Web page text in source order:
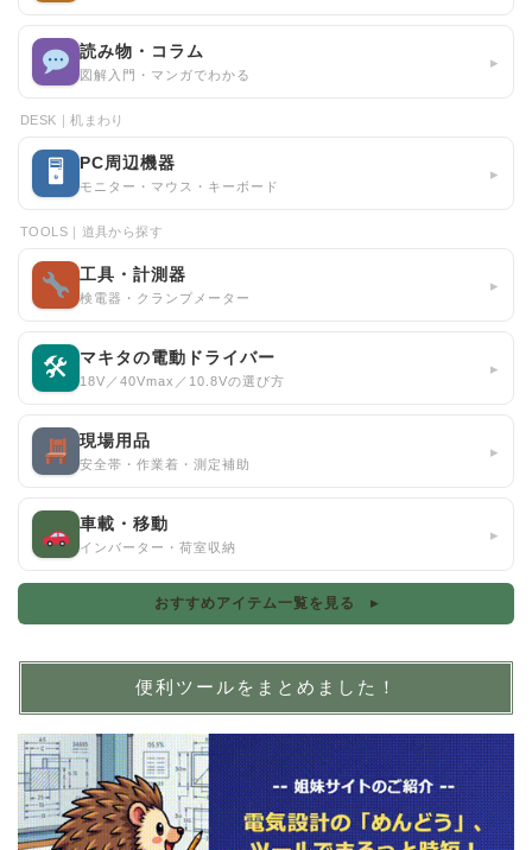
読み物・コラム
図解入門・マンガでわかる
▸
DESK｜机まわり
🖥 PC周辺機器
モニター・マウス・キーボード
▸
TOOLS｜道具から探す
工具・計測器
検電器・クランプメーター
▸
🛠 マキタの電動ドライバー
18V／40Vmax／10.8Vの選び方
▸
現場用品
安全帯・作業着・測定補助
▸
車載・移動
インバーター・荷室収納
▸
おすすめアイテム一覧を見る ▸
便利ツールをまとめました！